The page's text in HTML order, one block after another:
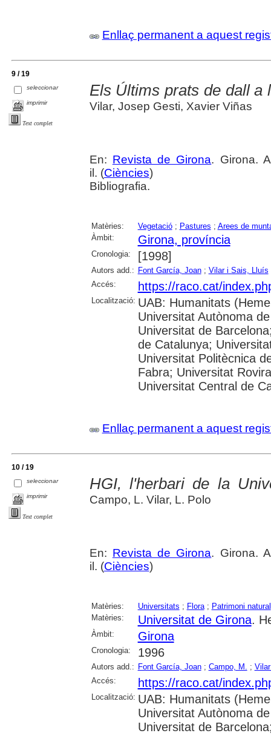
Enllaç permanent a aquest
9 / 19
seleccionar
imprimir
Text complet
Els Últims prats de dall a
Vilar, Josep Gesti, Xavier Viñas
En: Revista de Girona. Girona.
il. (Ciències)
Bibliografia.
Matèries: Vegetació; Pastures ; Arees de
Àmbit:
Girona, província
Cronologia: [1998]
Autors add.: Font García, Joan; Vilar i Sais, Lluís
Accés:
https://raco.cat/
Localització: UAB: Humanitats
Universitat Autònoma
Universitat de
de Catalunya;
Universitat Politècnica
Fabra; Universitat
Universitat Central de
Enllaç permanent a aquest
10 / 19
seleccionar
imprimir
Text complet
HGI, l'herbari de la
Campo, L. Vilar, L. Polo
En: Revista de Girona. Girona.
il. (Ciències)
Matèries: Universitats ; Flora; Patrimoni natural
Matèries:
Universitat de Girona.
Àmbit: Girona
Cronologia: 1996
Autors add.: Font García, Joan; Campo, M. ;
Accés:
https://raco.cat/
Localització: UAB: Humanitats
Universitat Autònoma
Universitat de